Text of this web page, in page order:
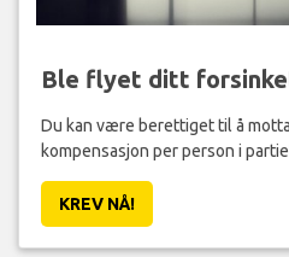
Ble flyet ditt
Du kan være berettiget til å
kompensasjon per person i
KREV NÅ!